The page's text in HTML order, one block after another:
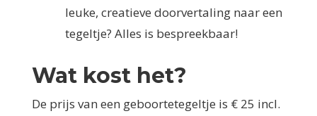
leuke, creatieve doorvertaling naar een
tegeltje? Alles is bespreekbaar!
Wat kost het?
De prijs van een geboortetegeltje is € 25 incl.